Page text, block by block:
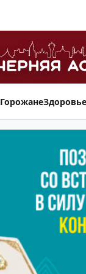
ГорожанеЗдоровье